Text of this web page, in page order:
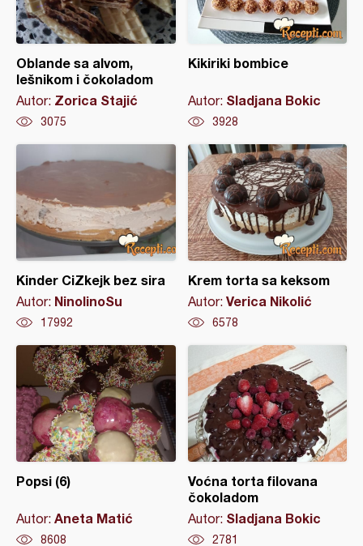
Oblande sa alvom,
lešnikom i čokoladom
Autor: Zorica Stajić
3075
Kikiriki bombice
Autor: Sladjana Bokic
3928
Kinder CiZkejk bez sira
Autor: NinolinoSu
17992
Krem torta sa keksom
Autor: Verica Nikolić
6578
Popsi (6)
Autor: Aneta Matić
8608
Voćna torta filovana
čokoladom
Autor: Sladjana Bokic
2781